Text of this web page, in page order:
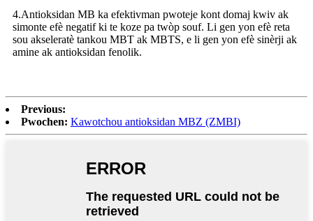
4.Antioksidan MB ka efektivman pwoteje kont domaj kwiv ak
simonte efè negatif ki te koze pa twòp souf. Li gen yon efè reta
sou akseleratè tankou MBT ak MBTS, e li gen yon efè sinèrji ak
amine ak antioksidan fenolik.
Previous:
Pwochen: Kawotchou antioksidan MBZ (ZMBI)